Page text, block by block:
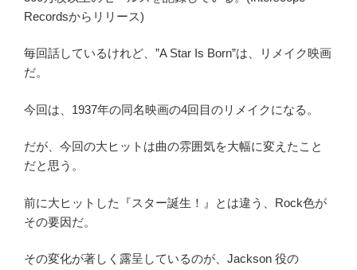
Recordsからリリース)
毎回話しているけれど、”A Star Is Born”は、リメイク映画
だ。
今回は、1937年の同名映画の4回目のリメイクになる。
だが、今回の大ヒットは曲の雰囲気を大幅に変えたこと
だと思う。
前に大ヒットした『スター誕生！』とは違う、Rock色が
その要因だ。
その変化が著しく露呈しているのが、Jackson 役の